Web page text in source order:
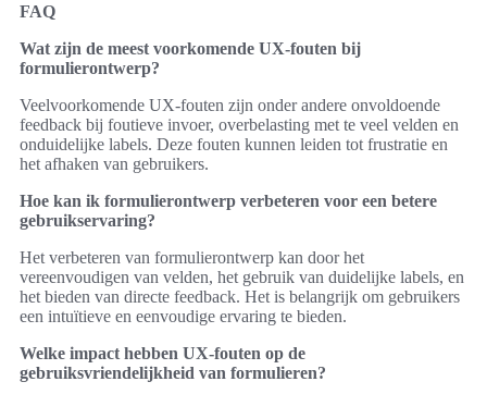
FAQ
Wat zijn de meest voorkomende UX-fouten bij
formulierontwerp?
Veelvoorkomende UX-fouten zijn onder andere onvoldoende
feedback bij foutieve invoer, overbelasting met te veel velden en
onduidelijke labels. Deze fouten kunnen leiden tot frustratie en
het afhaken van gebruikers.
Hoe kan ik formulierontwerp verbeteren voor een betere
gebruikservaring?
Het verbeteren van formulierontwerp kan door het
vereenvoudigen van velden, het gebruik van duidelijke labels, en
het bieden van directe feedback. Het is belangrijk om gebruikers
een intuïtieve en eenvoudige ervaring te bieden.
Welke impact hebben UX-fouten op de
gebruiksvriendelijkheid van formulieren?